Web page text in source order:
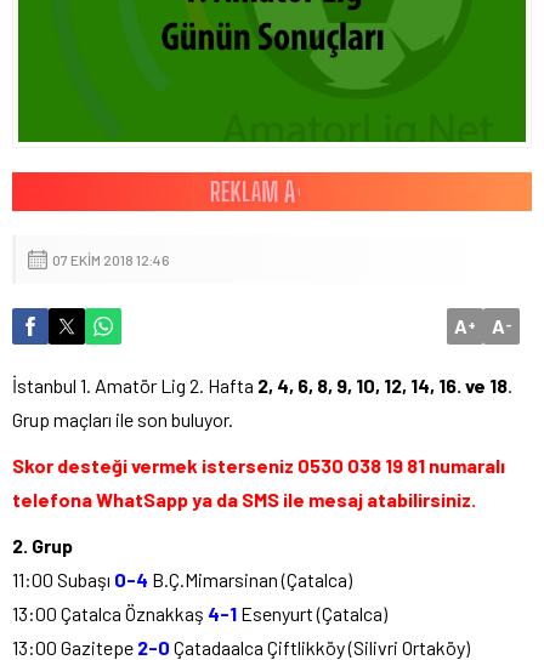
07 EKIM 2018 12:46
A+ A-
İstanbul 1. Amatör Lig 2. Hafta 2, 4, 6, 8, 9, 10, 12, 14, 16. ve 18.
Grup maçları ile son buluyor.
Skor desteği vermek isterseniz 0530 038 19 81 numaralı
telefona WhatSapp ya da SMS ile mesaj atabilirsiniz.
2. Grup
11:00 Subaşı 0-4 B.Ç.Mimarsinan (Çatalca)
13:00 Çatalca Öznakkaş 4-1 Esenyurt (Çatalca)
13:00 Gazitepe 2-0 Çatadaalca Çiftlikköy (Silivri Ortaköy)